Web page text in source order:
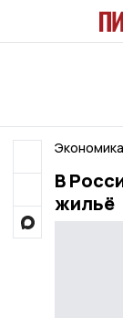
Экономика
В
жильё